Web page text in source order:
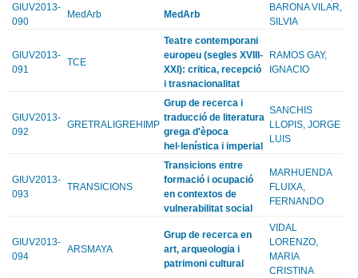
GIUV2013-
090
MedArb MedArb
BARONA VILAR,
SILVIA
GIUV2013-
091
TCE
Teatre contemporani
europeu (segles XVIII-
XXI): critica, recepció
i trasnacionalitat
RAMOS GAY,
IGNACIO
GIUV2013-
092
GRETRALIGREHIMP
Grup de recerca i
traducció de literatura
grega d'època
hel·lenística i imperial
SANCHIS
LLOPIS, JORGE
LUIS
GIUV2013-
093
TRANSICIONS
Transicions entre
formació i ocupació
en contextos de
vulnerabilitat social
MARHUENDA
FLUIXA,
FERNANDO
GIUV2013-
094
ARSMAYA
Grup de recerca en
art, arqueologia i
patrimoni cultural
VIDAL
LORENZO,
MARIA
CRISTINA